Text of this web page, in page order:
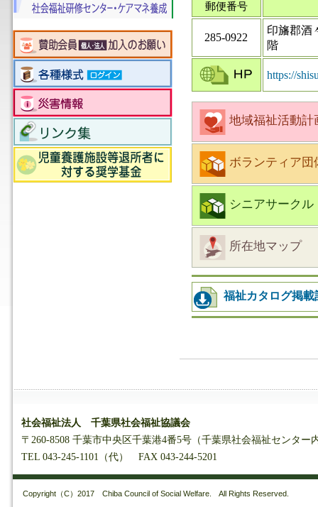
郵便番号
285-0922
印旛郡酒
階
https://
地域福祉活動計
ボランティア団
シニアサークル
所在地マップ
福祉カタログ掲載
社会福祉法人 千葉県社会福祉協議会
〒260-8508 千葉市中央区千葉港4番5号（千葉県社会福祉センター
TEL 043-245-1101（代） FAX 043-244-5201
Copyright（C）2017 Chiba Council of Social Welfare. All Rights Reserved.